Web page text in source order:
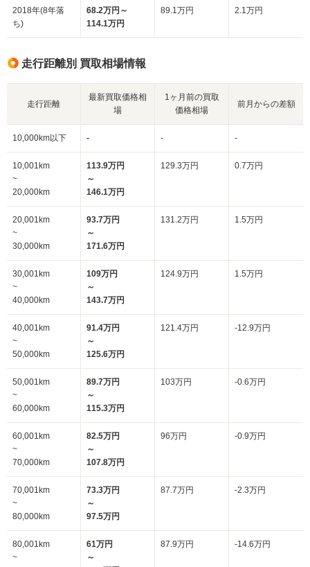
2018年(8年落
ち)
68.2万円～
114.1万円
89.1万円 2.1万円
走行距離別 買取相場情報
走行距離
最新買取価格相
場
1ヶ月前の買取
価格相場
前月からの差額
10,000km以下 - - -
10,001km
~
20,000km
113.9万円
～
146.1万円
129.3万円 0.7万円
20,001km
~
30,000km
93.7万円
～
171.6万円
131.2万円 1.5万円
30,001km
~
40,000km
109万円
～
143.7万円
124.9万円 1.5万円
40,001km
~
50,000km
91.4万円
～
125.6万円
121.4万円 -12.9万円
50,001km
~
60,000km
89.7万円
～
115.3万円
103万円 -0.6万円
60,001km
~
70,000km
82.5万円
～
107.8万円
96万円 -0.9万円
70,001km
~
80,000km
73.3万円
～
97.5万円
87.7万円 -2.3万円
80,001km
~
61万円
～
87.9万円 -14.6万円